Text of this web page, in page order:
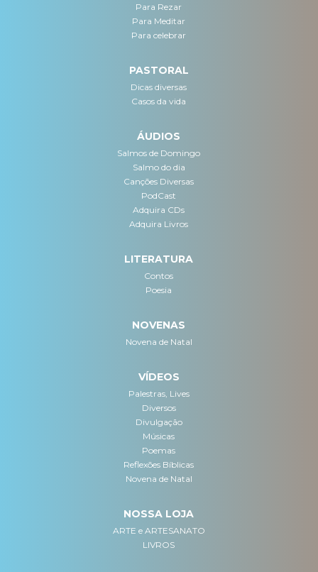
Para Rezar
Para Meditar
Para celebrar
PASTORAL
Dicas diversas
Casos da vida
ÁUDIOS
Salmos de Domingo
Salmo do dia
Canções Diversas
PodCast
Adquira CDs
Adquira Livros
LITERATURA
Contos
Poesia
NOVENAS
Novena de Natal
VÍDEOS
Palestras, Lives
Diversos
Divulgação
Músicas
Poemas
Reflexões Bíblicas
Novena de Natal
NOSSA LOJA
ARTE e ARTESANATO
LIVROS